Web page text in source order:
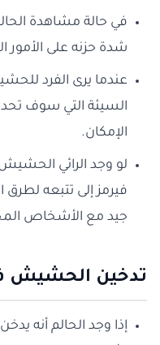
في حالة مشاهدة
شدة حزنه على
عندما يرى الفرد
السيئة التي سوف
الإمكان.
لو وجد الرائي
فيرمز إلى تتبعه
جيد مع الأشخاص
تدخين الحشيش
إذا وجد الحالم أنه